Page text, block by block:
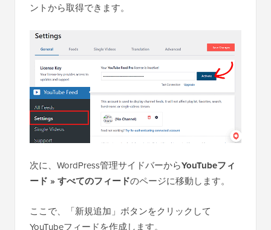
ントから取得できます。
次に、WordPress管理サイドバーからYouTubeフィ
ード » すべてのフィードのページに移動します。
ここで、「新規追加」ボタンをクリックして
YouTubeフィードを作成します。